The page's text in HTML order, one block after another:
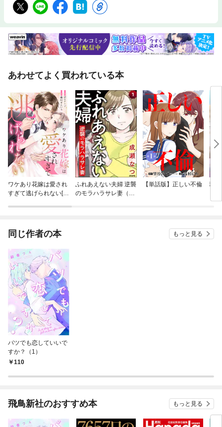
あわせてよく買われている本
ワケあり花嫁は愛され
すぎて逃げられない[ボ
ふれあえない夫婦 逆襲
のモラハラサレ妻（分
【単話版】正しい不倫
騙
同じ作者の本 もっと見る
バツでも恋していいで
すか？（1）
110
飛鳥新社のおすすめ本 もっと見る